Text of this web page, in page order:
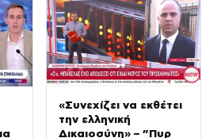
«Συνεχίζει να εκθέτει
την ελληνική
Δικαιοσύνη» – ”Πυρ